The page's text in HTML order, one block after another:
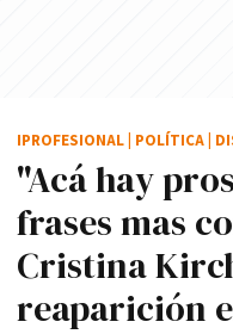
"Acá hay
frases mas
Cristina
reaparición
IPROFESIONAL POLÍTICA